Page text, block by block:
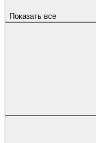
Показать все